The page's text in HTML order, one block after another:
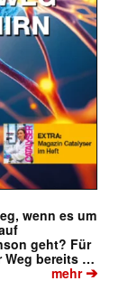
wenn es um
geht? Für
Weg bereits …
mehr➔